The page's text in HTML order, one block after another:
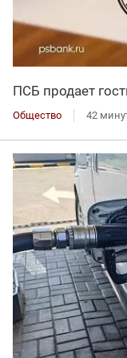
ПСБ продает
Общество 42